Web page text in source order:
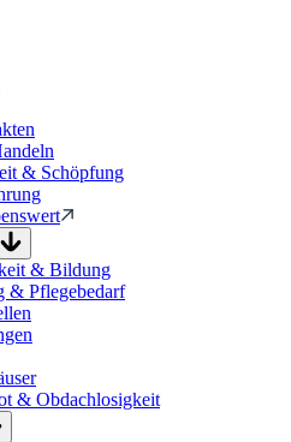
& Schöpfung
& Bildung
& Pflegebedarf
& Obdachlosigkeit